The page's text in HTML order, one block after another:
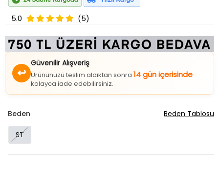
5.0 (5)
Güvenilir Alışveriş
Ürününüzü teslim aldıktan sonra
kolayca iade edebilirsiniz.
ST